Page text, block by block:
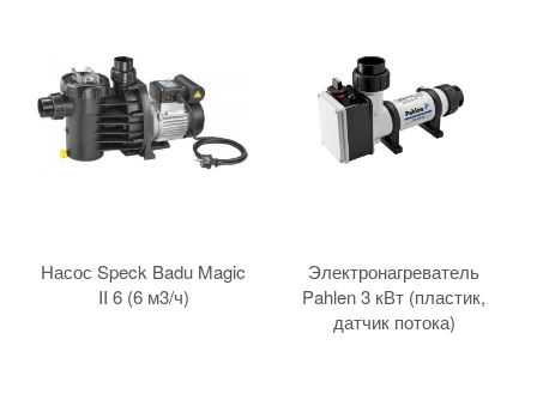
Насос Speck Badu Magic
II 6 (6 м3/ч)
Электронагреватель
Pahlen 3 кВт (пластик,
датчик потока)